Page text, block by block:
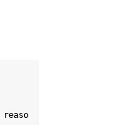
reaso